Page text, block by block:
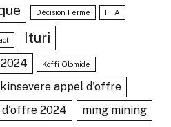
Décision Ferme FIFA
Ituri
Koffi Olomide
appel d'offre
d'offre 2024
mmg mining